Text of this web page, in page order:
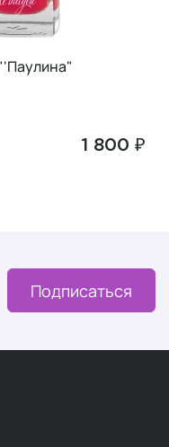
"'Инеса"
1 800 ₽
Подписаться